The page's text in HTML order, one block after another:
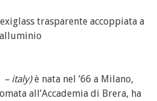
trasparente accoppiata a
– italy)è nata nel ’66 a Milano,
all’Accademia di Brera, ha